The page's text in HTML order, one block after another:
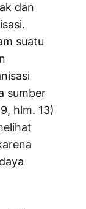
dan
suatu
sumber
hlm. 13)